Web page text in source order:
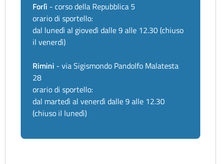
Forlì - corso della Repubblica 5
orario di sportello:
dal lunedì al giovedì dalle 9 alle 12.30 (chiuso
il venerdì)
Rimini - via Sigismondo Pandolfo Malatesta
28
orario di sportello:
dal martedì al venerdì dalle 9 alle 12.30
(chiuso il lunedì)